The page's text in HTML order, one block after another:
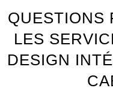
QUESTIONS
LES
DESIGN